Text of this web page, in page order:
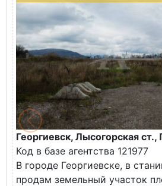
Георгиевск, Лысогорская
Код в базе агентства 121977
В городе Георгиевске, в
продам земельный участок